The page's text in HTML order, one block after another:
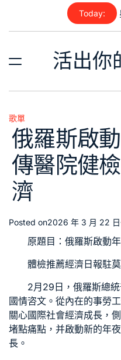
content
Today:
活出你
Posted
in
歌單
俄羅斯啟
傳醫院健
濟
Posted on2026 年 3 月 22 日
原題目：俄羅斯啟動
體檢推薦經濟日報駐
2月29日，俄羅斯總
國情咨文。從內在的事勞
關心國際社會經濟成長，
堵點痛點，并啟動新的年
長。